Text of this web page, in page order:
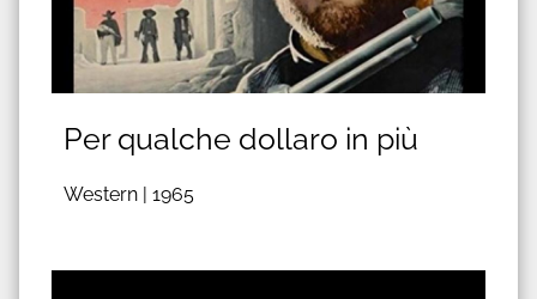
Per qualche dollaro in più
Western | 1965